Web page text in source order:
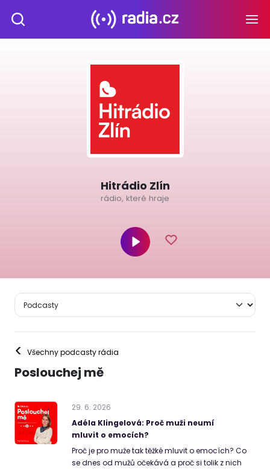
Hitrádio Zlín
rádio, které hraje
< Všechny podcasty rádia
Poslouchej mě
29. 6. 2026
Adéla Klingelová: Proč muži neumí
mluvit o emocích?
Proč je pro muže tak těžké mluvit o emocích? Co
se dnes od mužů očekává a proč si tolik z nich